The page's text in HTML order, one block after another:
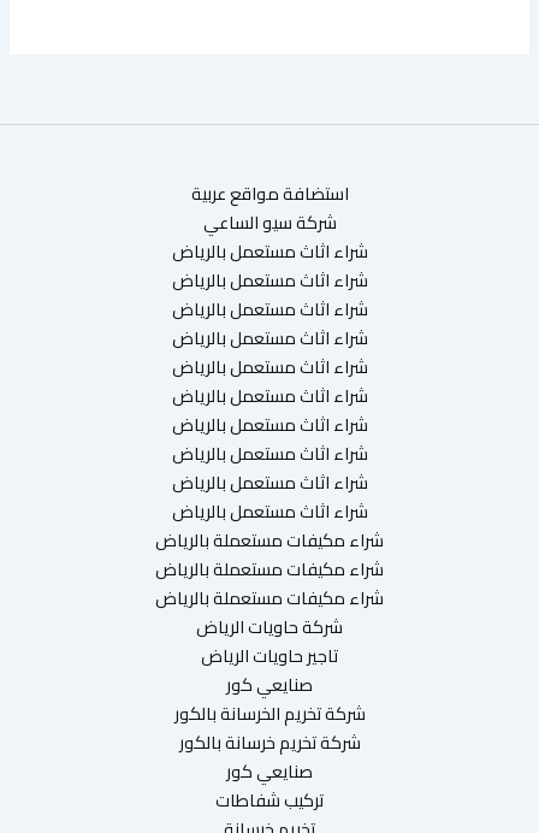
استضافة مواقع عربية
شركة سيو الساعي
شراء اثاث مستعمل بالرياض
شراء اثاث مستعمل بالرياض
شراء اثاث مستعمل بالرياض
شراء اثاث مستعمل بالرياض
شراء اثاث مستعمل بالرياض
شراء اثاث مستعمل بالرياض
شراء اثاث مستعمل بالرياض
شراء اثاث مستعمل بالرياض
شراء اثاث مستعمل بالرياض
شراء اثاث مستعمل بالرياض
شراء مكيفات مستعملة بالرياض
شراء مكيفات مستعملة بالرياض
شراء مكيفات مستعملة بالرياض
شركة حاويات الرياض
تاجير حاويات الرياض
صنايعي كور
شركة تخريم الخرسانة بالكور
شركة تخريم خرسانة بالكور
صنايعي كور
تركيب شفاطات